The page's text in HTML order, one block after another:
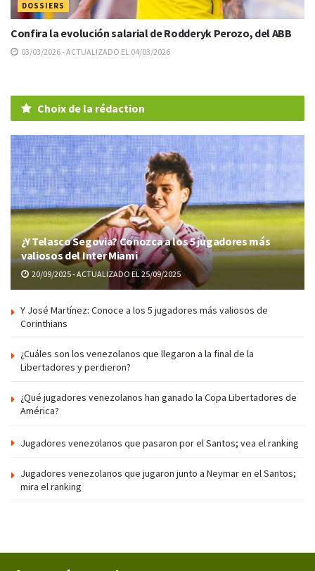
DOSSIERS
Confira la evolución salarial de Rodderyk Perozo, del ABB
03/03/2026 - ACTUALIZADO EL 04/03/2026
Choix de la rédaction
¿Y Telasco Segovia? Conozca a los 5 jugadores más
valiosos del Inter Miami
20/09/2025 - ACTUALIZADO EL 25/09/2025
Y José Martínez: Conoce a los 5 jugadores más valiosos de
Corinthians
¿Cuáles son los venezolanos que llegaron a la final de la
Libertadores y perdieron?
¿Qué jugadores venezolanos han ganado la Copa Libertadores de
América?
Jugadores venezolanos que pasaron por el Santos; vea el ranking
Jugadores venezolanos que jugaron junto a Neymar en el Santos;
mira el ranking